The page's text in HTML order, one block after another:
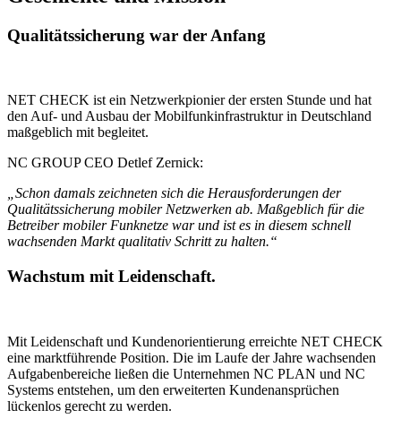
Qualitäts­sicherung war der Anfang
NET CHECK ist ein Netzwerkpionier der ersten Stunde und hat
den Auf- und Ausbau der Mobilfunkinfrastruktur in Deutschland
maßgeblich mit begleitet.
NC GROUP CEO Detlef Zernick:
„Schon damals zeichneten sich die Herausforderungen der
Qualitäts­sicherung mobiler Netzwerken ab. Maßgeblich für die
Betreiber mobiler Funknetze war und ist es in diesem schnell
wachsenden Markt qualitativ Schritt zu halten.“
Wachstum mit Leidenschaft.
Mit Leidenschaft und Kunden­orientierung erreichte NET CHECK
eine marktführende Position. Die im Laufe der Jahre wachsenden
Aufgaben­bereiche ließen die Unternehmen NC PLAN und NC
Systems entstehen, um den erweiterten Kunden­ansprüchen
lückenlos gerecht zu werden.